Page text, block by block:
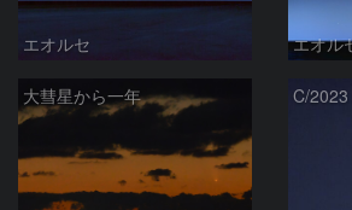
エオルセ エオル
大彗星から一年